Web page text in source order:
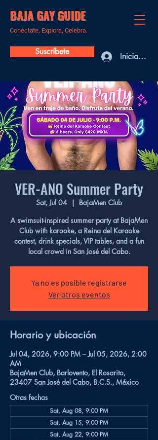
BAJA GAY GUIDE
Conéctate, Explora, Celebra.
Suscríbete Iniciar sesión
VER-ANO Summer Party
Sat, Jul 04
  |
BajaMen Club
A swimsuit-inspired summer party at BajaMen
Club with karaoke, a Reina del Karaoke
contest, drink specials, VIP tables, and a fun
local crowd in San José del Cabo.
Ya no es posible registrarse
Ver otros eventos
Horario y ubicación
Jul 04, 2026, 9:00 PM – Jul 05, 2026, 2:00
AM
BajaMen Club, Barlovento, El Rosarito,
23407 San José del Cabo, B.C.S., México
Otras fechas
Sat, Aug 08, 9:00 PM
Sat, Aug 15, 9:00 PM
Sat, Aug 22, 9:00 PM